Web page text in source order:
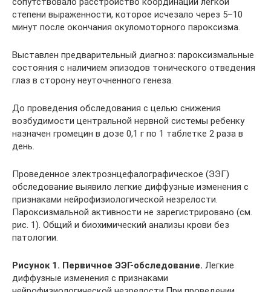
степени выраженности, которое исчезало через 5–10
минут после окончания окуломоторного пароксизма.
Выставлен предварительный диагноз: пароксизмальные
состояния с наличием эпизодов тонического отведения
глаз в сторону неуточненного генеза.
До проведения обследования с целью снижения
возбудимости центральной нервной системы ребенку
назначен громецин в дозе 0,1 г по 1 таблетке 2 раза в
день.
Проведенное электроэнцефалографическое (ЭЭГ)
обследование выявило легкие диффузные изменения с
признаками нейрофизиологической незрелости.
Пароксизмальной активности не зарегистрировано (см.
рис. 1). Общий и биохимический анализы крови без
патологии.
Рисунок 1. Первичное ЭЭГ-обследование. Легкие
диффузные изменения с признаками